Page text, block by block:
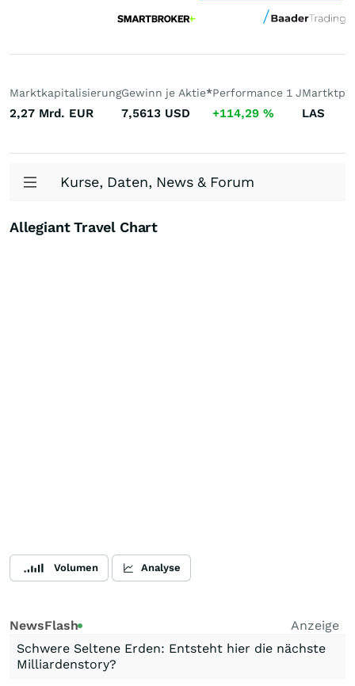
Marktkapitalisierung
2,27 Mrd. EUR
Gewinn je Aktie*
7,5613 USD
Performance 1 J
+114,29 % LAS
Kurse, Daten, News & Forum
Allegiant Travel Chart
Volumen Analyse
NewsFlash
Anzeige
Schwere Seltene Erden: Entsteht hier die nächste
Milliardenstory?